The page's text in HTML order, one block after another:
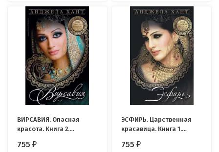
ВИРСАВИЯ. Опасная
красота. Книга 2.
755₽
ЭСФИРЬ. Царственная
красавица. Книга 1.
755₽